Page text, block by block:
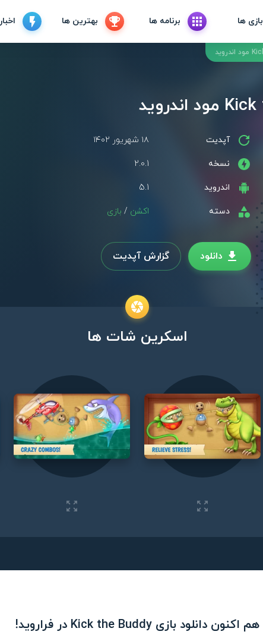
بازی ها برنامه ها بهترین ها اخبار
آپدیت ۱۸ شهریور ۱۴۰۲
نسخه 2.0.1
اندروید 5.1
دسته اکشن / بازی
دانلود گزارش آپدیت
اسکرین شات ها
هم اکنون دانلود بازی Kick the Buddy در فراروید!